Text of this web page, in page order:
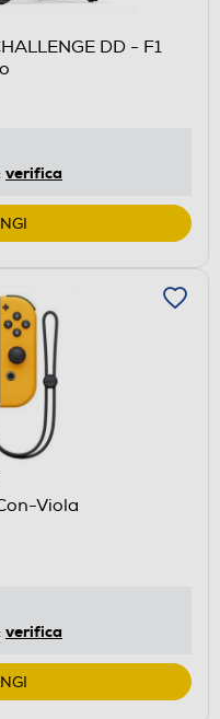
DD - F1
verifica
Viola
verifica